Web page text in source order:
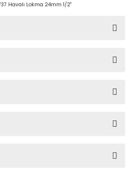
Havalı Lokma 24mm 1/2''
henüz soru sorulmamış.
noktaları öneri formunu